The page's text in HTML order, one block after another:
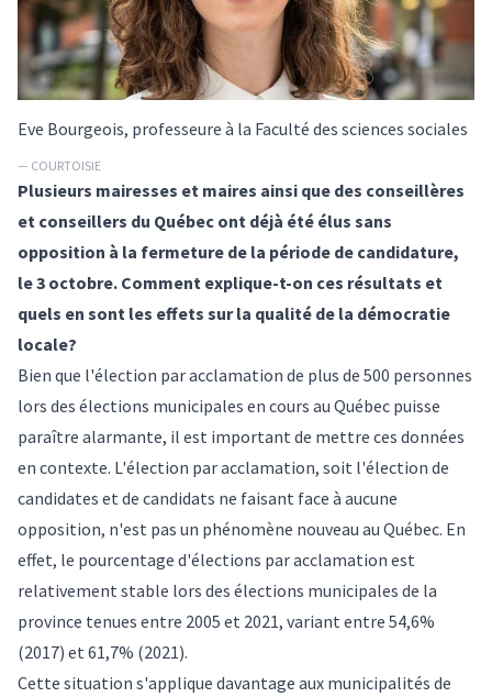
Eve Bourgeois, professeure à la Faculté des sciences sociales
— COURTOISIE
Plusieurs mairesses et maires ainsi que des conseillères
et conseillers du Québec ont déjà été élus sans
opposition à la fermeture de la période de candidature,
le 3 octobre. Comment explique-t-on ces résultats et
quels en sont les effets sur la qualité de la démocratie
locale?
Bien que l'élection par acclamation de plus de 500 personnes
lors des élections municipales en cours au Québec puisse
paraître alarmante, il est important de mettre ces données
en contexte. L'élection par acclamation, soit l'élection de
candidates et de candidats ne faisant face à aucune
opposition, n'est pas un phénomène nouveau au Québec. En
effet, le pourcentage d'élections par acclamation est
relativement stable lors des élections municipales de la
province tenues entre 2005 et 2021, variant entre 54,6%
(2017) et 61,7% (2021).
Cette situation s'applique davantage aux municipalités de